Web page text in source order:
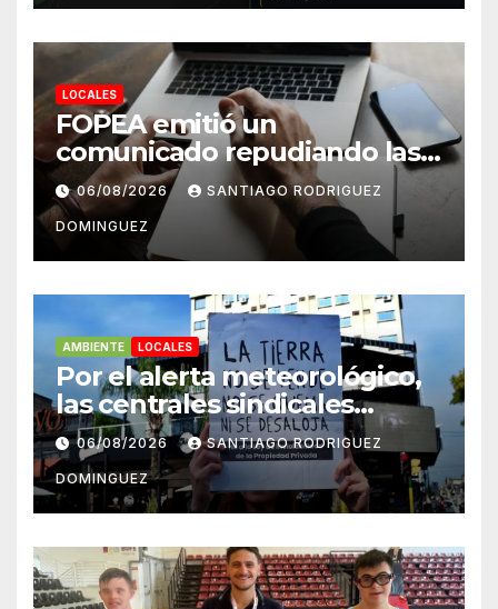
LOCALES
FOPEA emitió un
comunicado repudiando las
cuentas pseudo periodísticas
de Instagram en Mar del
Plata
06/08/2026 SANTIAGO RODRIGUEZ
DOMINGUEZ
AMBIENTE LOCALES
Por el alerta meteorológico,
las centrales sindicales
suspendieron la convocatoria
contra la Ley de Tierras en
Mar del Plata
06/08/2026 SANTIAGO RODRIGUEZ
DOMINGUEZ